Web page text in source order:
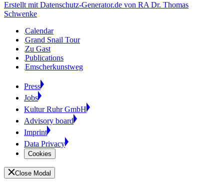
Erstellt mit Datenschutz-Generator.de von RA Dr. Thomas
Schwenke
Calendar
Grand Snail Tour
Zu Gast
Publications
Emscherkunstweg
Press
Jobs
Kultur Ruhr GmbH
Advisory board
Imprint
Data Privacy
Cookies
Close Modal